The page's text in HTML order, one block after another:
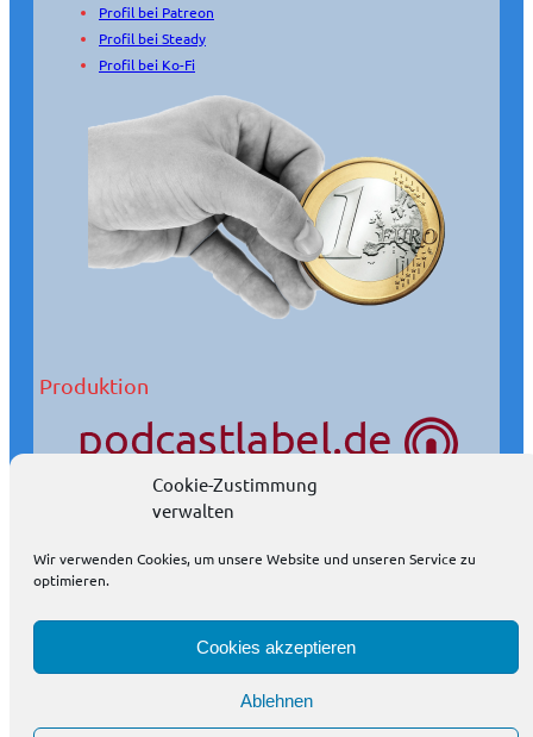
Cookie-Zustimmung
verwalten
Wir verwenden Cookies, um unsere Website und unseren Service zu
optimieren.
Cookies akzeptieren
Ablehnen
Profil bei Patreon
Profil bei Steady
Profil bei Ko-Fi
Produktion
Wir produzieren Podcasts auch in Ihrem Auftrag.
Podcasts eignen sich wunderbar als Öffentlichkeitsarbeit.